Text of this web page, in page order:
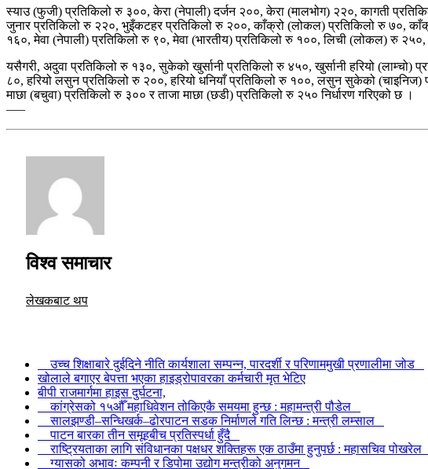
स्याउ (फुजी) प्रतिकिलो रु ३००, केरा (नेपाली) दर्जन २००, केरा (मालभोग) २२०, कागती
जुनार प्रतिकिलो रु २२०, भुइँकटहर प्रतिकिलो रु २००, काँक्रो (लोकल) प्रतिकिलो रु ७०,
१६०, मेवा (नेपाली) प्रतिकिलो रु ९०, मेवा (भारतीय) प्रतिकिलो रु १००, लिची (लोकल) रु
यसैगरी, अदुवा प्रतिकिलो रु १३०, सुकेको खुर्सानी प्रतिकिलो रु ४५०, खुर्सानी हरियो (लाम्चो)
८०, हरियो लसुन प्रतिकिलो रु २००, हरियो धनियाँ प्रतिकिलो रु १००, लसुन सुकेको
माछा (बचुवा) प्रतिकिलो रु ३०० र ताजा माछा (छडी) प्रतिकिलो रु २५० निर्धारण गरिएको छ ।
–––
विश्व समाचार
लेखकबाट थप
उच्च शिक्षाबारे दुईदिने नीति कार्यशाला सम्पन्न, पारदर्शी र परिणाममुखी प्रणालीमा जोड
खोलाले बगाएर बेपत्ता भएका हाइड्रोपावरका कर्मचारी मृत भेटिए
बीपी राजमार्गमा हाइस दुर्घटना,
कांग्रेसको १५औँ महाधिवेशन तोकिएकै समयमा हुन्छ : महामन्त्री पौडेल
सालझण्डी–सन्धिखर्क–ढोरपाटन सडक निर्माणले गति लिन्छ : मन्त्री लम्साल
पाटन बारका तीन समूहबीच प्रतिस्पर्धा हुँदै
राष्ट्रियताका लागि संविधानका पक्षधर शक्तिहरू एक ठाउँमा हुनुपर्छ : महासचिव पोखरेल
ग्यासको अभावः कम्पनी र डिपोमा उद्योग मन्त्रीको अनुगमन